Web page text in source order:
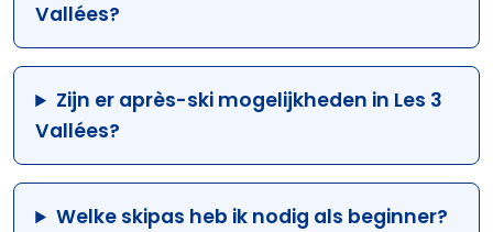
Vallées?
Zijn er après-ski mogelijkheden in Les 3
Vallées?
Welke skipas heb ik nodig als beginner?